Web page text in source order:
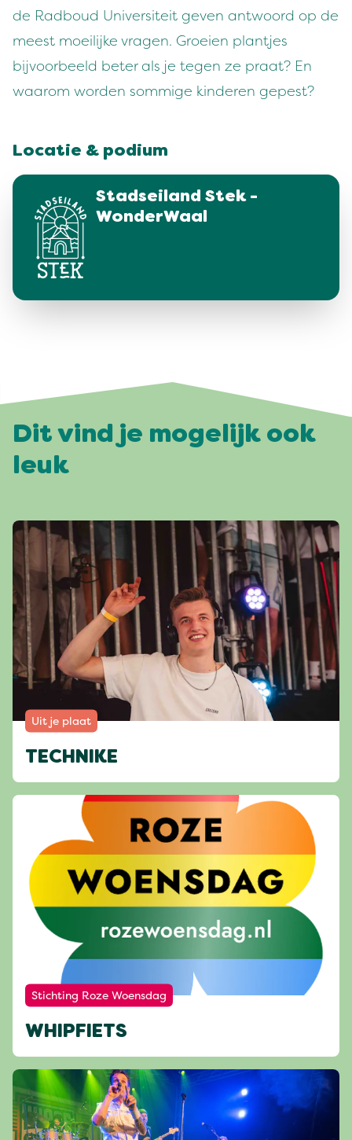
de Radboud Universiteit geven antwoord op de
meest moeilijke vragen. Groeien plantjes
bijvoorbeeld beter als je tegen ze praat? En
waarom worden sommige kinderen gepest?
Locatie & podium
Stadseiland Stek -
WonderWaal
Dit vind je mogelijk ook
leuk
Uit je plaat
TECHNIKE
Stichting Roze Woensdag
WHIPFIETS